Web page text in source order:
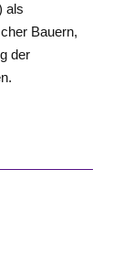
als
Bauern,
der